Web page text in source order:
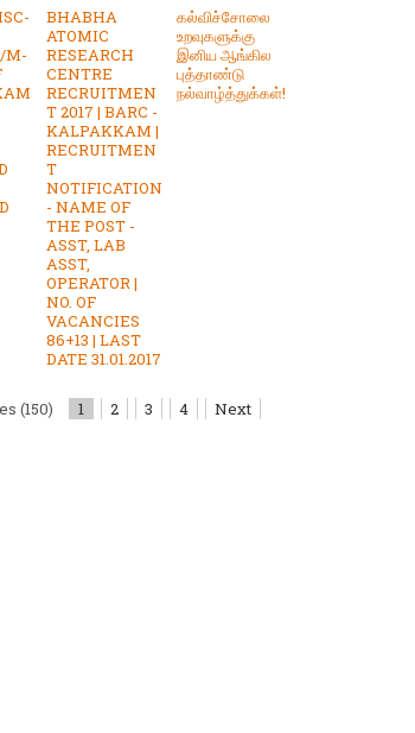
M-
BHABHA
ATOMIC
RESEARCH
CENTRE
RECRUITMEN
T 2017 | BARC -
KALPAKKAM |
RECRUITMEN
T
NOTIFICATION
- NAME OF
THE POST -
ASST, LAB
ASST,
OPERATOR |
NO. OF
VACANCIES
86+13 | LAST
DATE 31.01.2017
கல்விச்சோலை
உறவுகளுக்கு
இனிய ஆங்கில
புத்தாண்டு
நல்வாழ்த்துக்கள்!
(150) 1 2 3 4 Next